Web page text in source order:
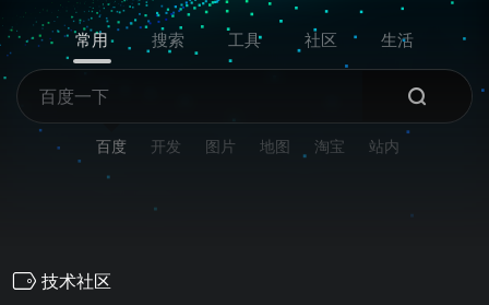
常用 搜索 工具 社区 生活
百度 开发 图片 地图 淘宝 站内
技术社区